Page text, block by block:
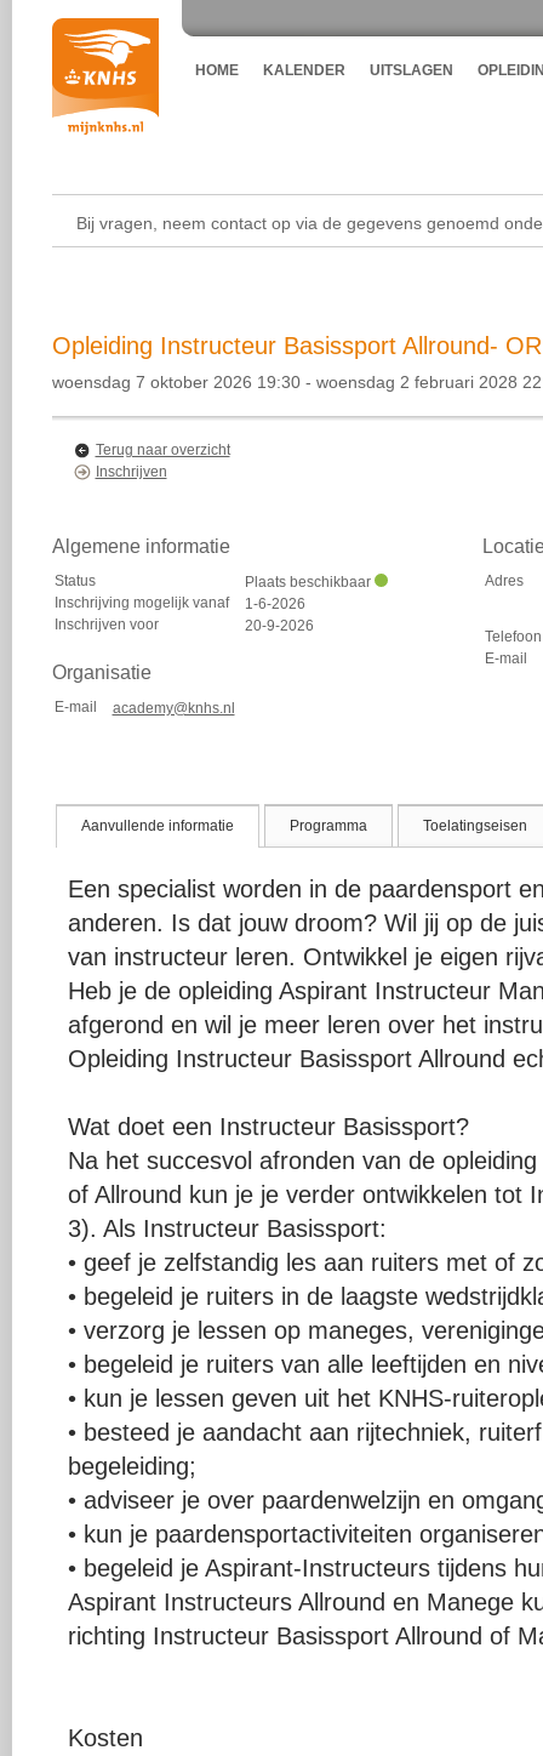
HOME KALENDER UITSLAGEN
Bij vragen, neem contact op via de gegevens genoemd
Opleiding Instructeur Basissport Allround-
woensdag 7 oktober 2026 19:30 - woensdag 2 februari 2028
Terug naar overzicht
Inschrijven
Algemene informatie
Status
Plaats beschikbaar
Inschrijving mogelijk vanaf
1-6-2026
Inschrijven voor
20-9-2026
Organisatie
E-mail academy@knhs.nl
Adres
Telefoon
E-mail
Aanvullende informatie Programma Toelatingseisen
Een specialist worden in de paardensport
anderen. Is dat jouw droom? Wil jij op de
van instructeur leren. Ontwikkel je eigen
Heb je de opleiding Aspirant Instructeur
afgerond en wil je meer leren over het
Opleiding Instructeur Basissport Allround
Wat doet een Instructeur Basissport?
Na het succesvol afronden van de
of Allround kun je je verder ontwikkelen tot
3). Als Instructeur Basissport:
• geef je zelfstandig les aan ruiters met of
• begeleid je ruiters in de laagste
• verzorg je lessen op maneges,
• begeleid je ruiters van alle leeftijden en
• kun je lessen geven uit het KNHS-
• besteed je aandacht aan rijtechniek,
begeleiding;
• adviseer je over paardenwelzijn en
• kun je paardensportactiviteiten
• begeleid je Aspirant-Instructeurs tijdens
Aspirant Instructeurs Allround en Manege
richting Instructeur Basissport Allround of
Kosten